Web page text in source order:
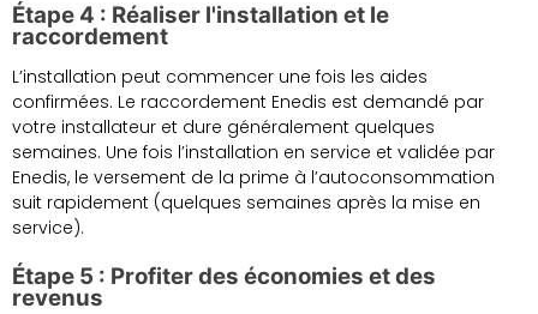
Étape 4 : Réaliser l'installation et le
raccordement
L’installation peut commencer une fois les aides
confirmées. Le raccordement Enedis est demandé par
votre installateur et dure généralement quelques
semaines. Une fois l’installation en service et validée par
Enedis, le versement de la prime à l’autoconsommation
suit rapidement (quelques semaines après la mise en
service).
Étape 5 : Profiter des économies et des
revenus